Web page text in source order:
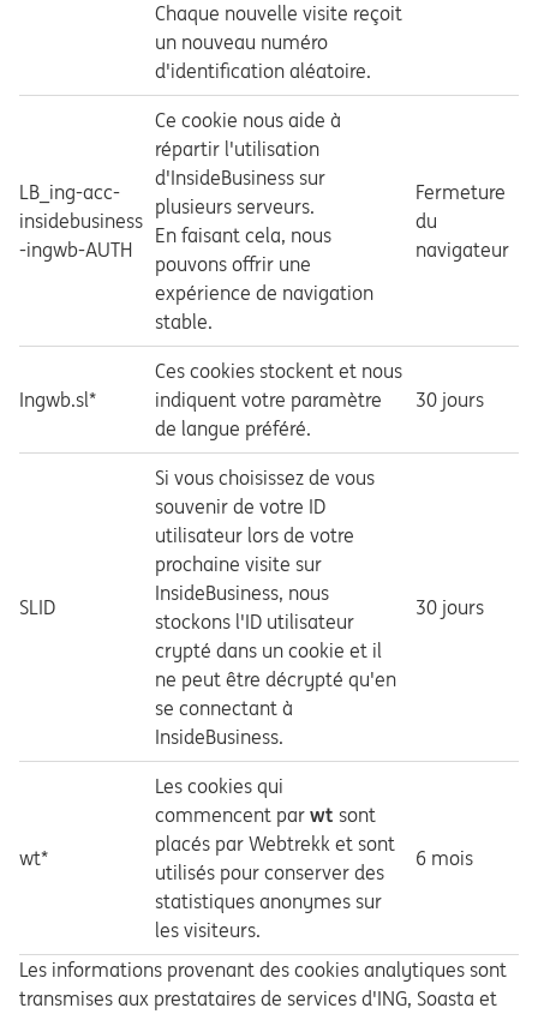
Chaque nouvelle visite reçoit
un nouveau numéro
d'identification aléatoire.
LB_ing-acc-
insidebusiness
-ingwb-AUTH
Ce cookie nous aide à
répartir l'utilisation
d'InsideBusiness sur
plusieurs serveurs.
En faisant cela, nous
pouvons offrir une
expérience de navigation
stable.
Fermeture
du
navigateur
Ingwb.sl*
Ces cookies stockent et nous
indiquent votre paramètre
de langue préféré.
30 jours
SLID
Si vous choisissez de vous
souvenir de votre ID
utilisateur lors de votre
prochaine visite sur
InsideBusiness, nous
stockons l'ID utilisateur
crypté dans un cookie et il
ne peut être décrypté qu'en
se connectant à
InsideBusiness.
30 jours
wt*
Les cookies qui
commencent par wt sont
placés par Webtrekk et sont
utilisés pour conserver des
statistiques anonymes sur
les visiteurs.
6 mois
Les informations provenant des cookies analytiques sont
transmises aux prestataires de services d'ING, Soasta et